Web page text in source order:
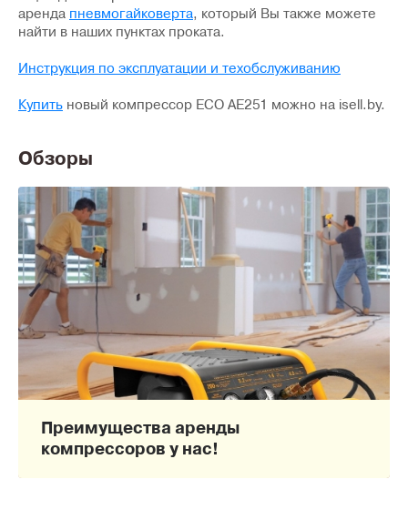
аренда пневмогайковерта, который Вы также можете
найти в наших пунктах проката.
Инструкция по эксплуатации и техобслуживанию
Купить новый компрессор ECO AE251 можно на isell.by.
Обзоры
Преимущества аренды
компрессоров у нас!